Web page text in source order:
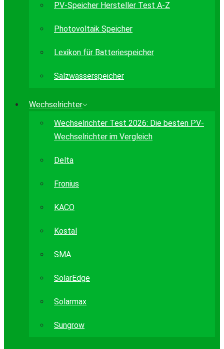
PV-Speicher Hersteller Test A-Z
Photovoltaik Speicher
Lexikon für Batteriespeicher
Salzwasserspeicher
Wechselrichter
Wechselrichter Test 2026: Die besten PV-
Wechselrichter im Vergleich
Delta
Fronius
KACO
Kostal
SMA
SolarEdge
Solarmax
Sungrow